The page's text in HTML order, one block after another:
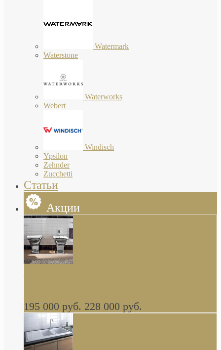
Watermark
Waterstone
Waterworks
Webert
Windisch
Ypsilon
Zehnder
Zucchetti
Статьи
Акции
Butterfly Scarabeo КОМПЛЕКТ санфаянса
глянцевая платина В НАЛИЧИИ
195 000 руб. 228 000 руб.